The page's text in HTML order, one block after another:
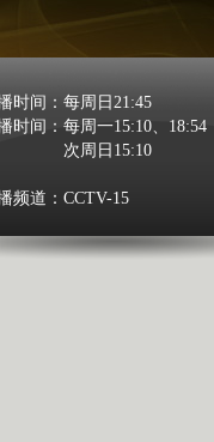
时间： 每周日21:45
时间： 每周一15:10、18:54
次周日15:10
频道： CCTV-15